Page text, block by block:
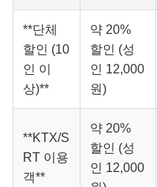
**단체
할인 (10
인 이
상)**
약 20%
할인 (성
인 12,000
원)
**KTX/S
RT 이용
객**
약 20%
할인 (성
인 12,000